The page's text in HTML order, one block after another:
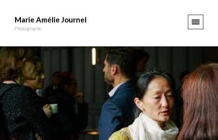
Marie Amélie Journel
Photographe